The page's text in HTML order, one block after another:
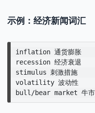
示例：经济新闻词汇
inflation 通货膨胀
recession 经济衰退
stimulus 刺激措施
volatility 波动性